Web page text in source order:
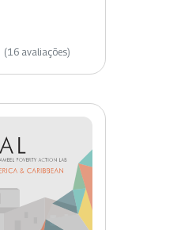
(16 avaliações)